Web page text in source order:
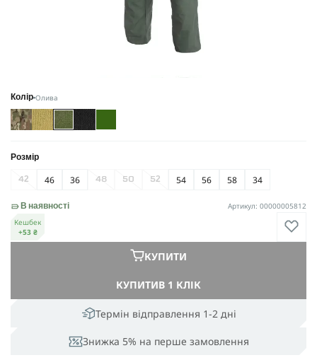
Колір Олива
Розмір
42 46 36 48 50 52 54 56 58 34
Термін відправлення 1-2 дні
Знижка 5% на перше замовлення
КУПИТИВ 1 КЛІК
КУПИТИ
В наявності
Артикул: 00000005812
Кешбек
+53 ₴